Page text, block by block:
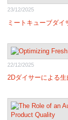
23/12/2025
ミートキューブダ
22/12/2025
2Dダイサーによる